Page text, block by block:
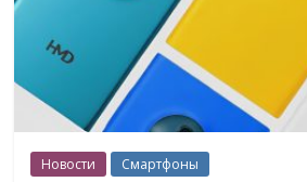
Новости Смартфоны